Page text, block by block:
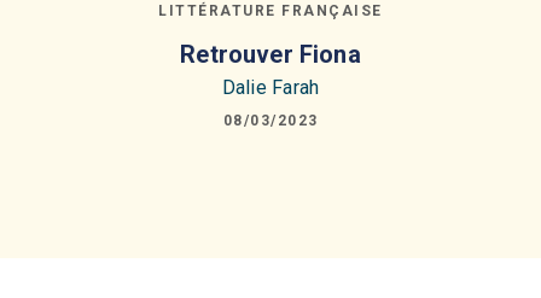
LITTÉRATURE FRANÇAISE
Retrouver Fiona
Dalie Farah
08/03/2023